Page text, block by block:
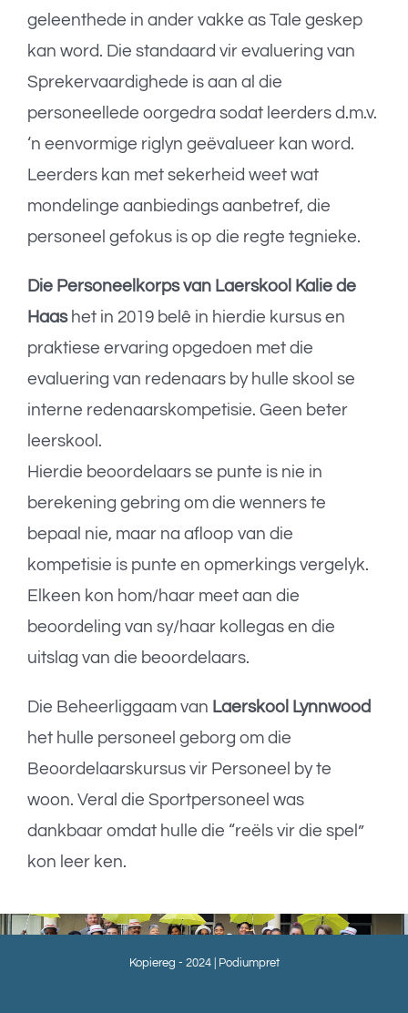
geleenthede in ander vakke as Tale geskep
kan word. Die standaard vir evaluering van
Sprekervaardighede is aan al die
personeellede oorgedra sodat leerders d.m.v.
‘n eenvormige riglyn geëvalueer kan word.
Leerders kan met sekerheid weet wat
mondelinge aanbiedings aanbetref, die
personeel gefokus is op die regte tegnieke.
Die Personeelkorps van Laerskool Kalie de
Haas het in 2019 belê in hierdie kursus en
praktiese ervaring opgedoen met die
evaluering van redenaars by hulle skool se
interne redenaarskompetisie. Geen beter
leerskool.
Hierdie beoordelaars se punte is nie in
berekening gebring om die wenners te
bepaal nie, maar na afloop van die
kompetisie is punte en opmerkings vergelyk.
Elkeen kon hom/haar meet aan die
beoordeling van sy/haar kollegas en die
uitslag van die beoordelaars.
Die Beheerliggaam van Laerskool Lynnwood
het hulle personeel geborg om die
Beoordelaarskursus vir Personeel by te
woon. Veral die Sportpersoneel was
dankbaar omdat hulle die “reëls vir die spel”
kon leer ken.
Kopiereg - 2024 | Podiumpret